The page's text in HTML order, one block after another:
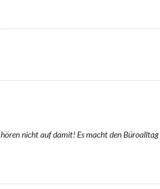
nicht auf damit! Es macht den Büroalltag